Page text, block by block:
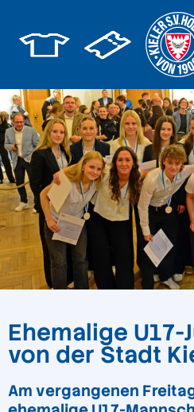
Ehemalige
von der Stadt
Am vergangenen